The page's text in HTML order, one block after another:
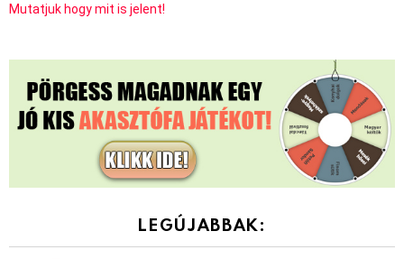
Mutatjuk hogy mit is jelent!
LEGÚJABBAK: